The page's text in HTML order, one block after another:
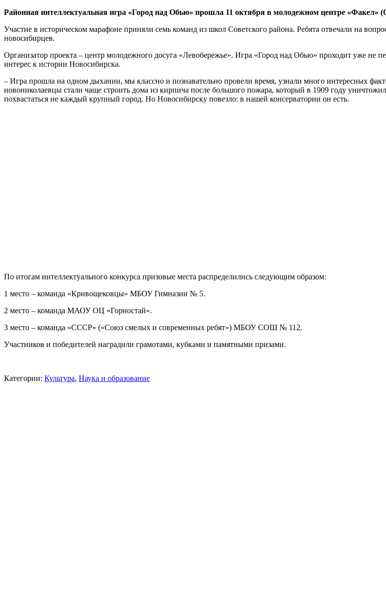
Районная интеллектуальная игра «Город над Обью» прошла 11 октября в молодежном центре «Факел»
Участие в историческом марафоне приняли семь команд из школ Советского района. Ребята отвечали на
новосибирцев.
Организатор проекта – центр молодежного досуга «Левобережье». Игра «Город над Обью» проходит уже не
интерес к истории Новосибирска.
– Игра прошла на одном дыхании, мы классно и познавательно провели время, узнали много интересных
новониколаевцы стали чаще строить дома из кирпича после большого пожара, который в 1909 году
похвастаться не каждый крупный город. Но Новосибирску повезло: в нашей консерватории он есть.
По итогам интеллектуального конкурса призовые места распределились следующим образом:
1 место – команда «Кривощековцы» МБОУ Гимназии № 5.
2 место – команда МАОУ ОЦ «Горностай».
3 место – команда «СССР» («Союз смелых и современных ребят») МБОУ СОШ № 112.
Участников и победителей наградили грамотами, кубками и памятными призами.
Категории: Культура, Наука и образование